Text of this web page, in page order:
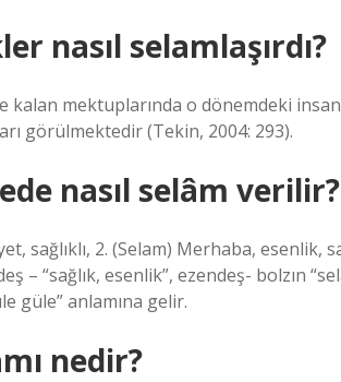
nasıl selamlaşırdı?
kalan mektuplarında o dönemdeki
görülmektedir (Tekin, 2004: 293).
nasıl selâm verilir?
sağlıklı, 2. (Selam) Merhaba, esenlik,
– “sağlık, esenlik”, ezendeş- bolzın
güle” anlamına gelir.
nedir?